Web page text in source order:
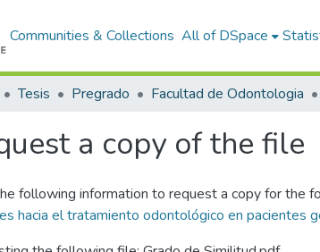
Communities & Collections All of DSpace
Tesis Pregrado Facultad de Odontologia
a copy of the file
following information to request a copy for the
hacia el tratamiento odontológico en pacientes